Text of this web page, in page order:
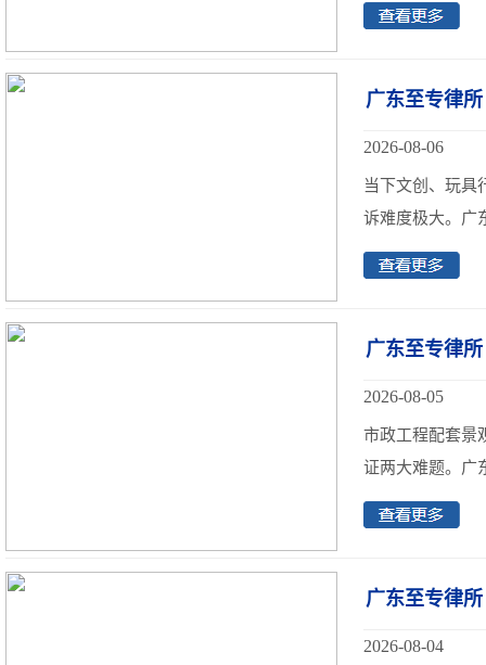
广东至专律
2026-08-06
当下文创、玩具
诉难度极大。广
广东至专律
2026-08-05
市政工程配套景
证两大难题。广
广东至专律
2026-08-04